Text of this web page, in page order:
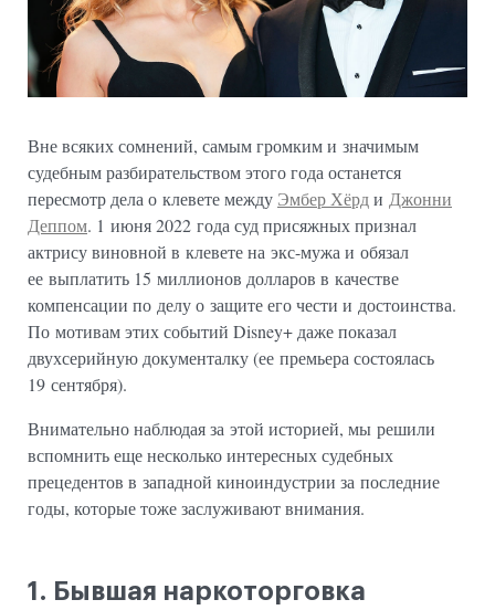
Вне всяких сомнений, самым громким и значимым
судебным разбирательством этого года останется
пересмотр дела о клевете между Эмбер Хёрди Джонни
Деппом. 1 июня 2022 года суд присяжных признал
актрису виновной в клевете на экс-мужа и обязал
ее выплатить 15 миллионов долларов в качестве
компенсации по делу о защите его чести и достоинства.
По мотивам этих событий Disney+ даже показал
двухсерийную документалку (ее премьера состоялась
19 сентября).
Внимательно наблюдая за этой историей, мы решили
вспомнить еще несколько интересных судебных
прецедентов в западной киноиндустрии за последние
годы, которые тоже заслуживают внимания.
1. Бывшая наркоторговка